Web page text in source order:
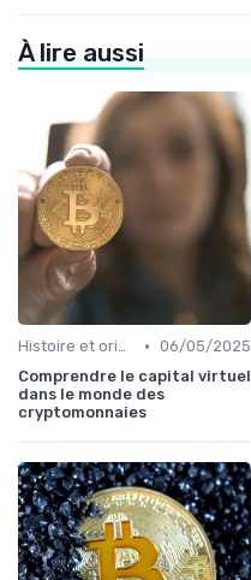
À lire aussi
Histoire et origines des cryptomonnaies • 06/05/2025
Comprendre le capital virtuel
dans le monde des
cryptomonnaies